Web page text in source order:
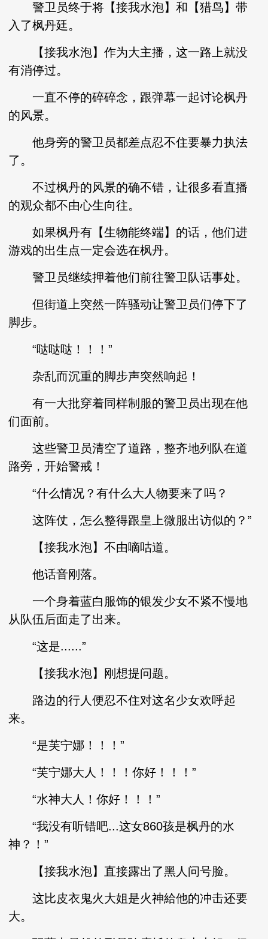
警卫员终于将【接我水泡】和【猎鸟】带
入了枫丹廷。
【接我水泡】作为大主播，这一路上就没
有消停过。
一直不停的碎碎念，跟弹幕一起讨论枫丹
的风景。
他身旁的警卫员都差点忍不住要暴力执法
了。
不过枫丹的风景的确不错，让很多看直播
的观众都不由心生向往。
如果枫丹有【生物能终端】的话，他们进
游戏的出生点一定会选在枫丹。
警卫员继续押着他们前往警卫队话事处。
但街道上突然一阵骚动让警卫员们停下了
脚步。
“哒哒哒！！！”
杂乱而沉重的脚步声突然响起！
有一大批穿着同样制服的警卫员出现在他
们面前。
这些警卫员清空了道路，整齐地列队在道
路旁，开始警戒！
“什么情况？有什么大人物要来了吗？
这阵仗，怎么整得跟皇上微服出访似的？”
【接我水泡】不由嘀咕道。
他话音刚落。
一个身着蓝白服饰的银发少女不紧不慢地
从队伍后面走了出来。
“这是......”
【接我水泡】刚想提问题。
路边的行人便忍不住对这名少女欢呼起
来。
“是芙宁娜！！！”
“芙宁娜大人！！！你好！！！”
“水神大人！你好！！！”
“我没有听错吧...这女860孩是枫丹的水
神？！”
【接我水泡】直接露出了黑人问号脸。
这比皮衣鬼火大姐是火神給他的冲击还要
大。